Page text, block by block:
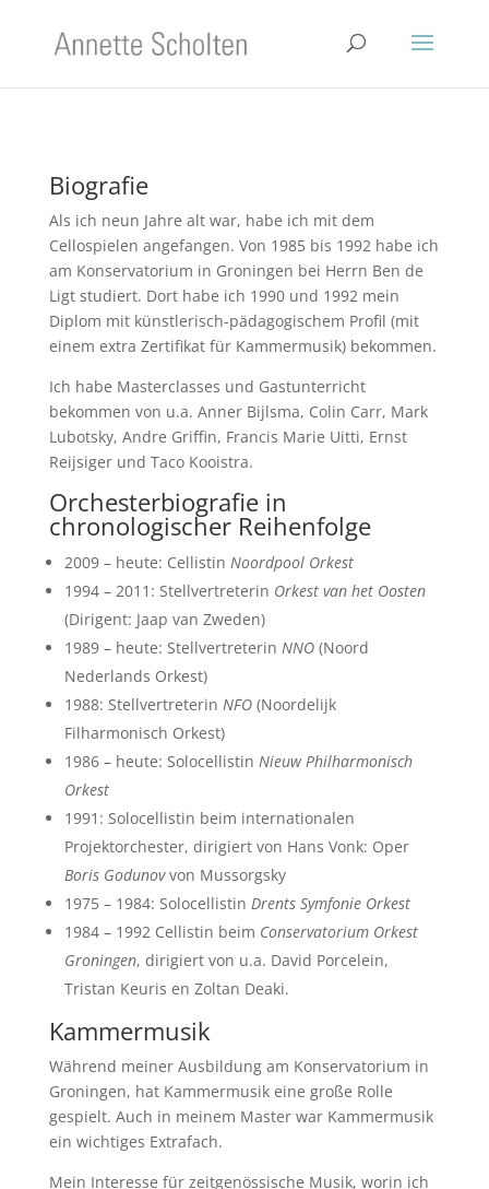
Biografie
Als ich neun Jahre alt war, habe ich mit dem
Cellospielen angefangen. Von 1985 bis 1992 habe ich
am Konservatorium in Groningen bei Herrn Ben de
Ligt studiert. Dort habe ich 1990 und 1992 mein
Diplom mit künstlerisch-pädagogischem Profil (mit
einem extra Zertifikat für Kammermusik) bekommen.
Ich habe Masterclasses und Gastunterricht
bekommen von u.a. Anner Bijlsma, Colin Carr, Mark
Lubotsky, Andre Griffin, Francis Marie Uitti, Ernst
Reijsiger und Taco Kooistra.
Orchesterbiografie in
chronologischer Reihenfolge
2009 – heute: Cellistin Noordpool Orkest
1994 – 2011: Stellvertreterin Orkest van het Oosten
(Dirigent: Jaap van Zweden)
1989 – heute: Stellvertreterin NNO(Noord
Nederlands Orkest)
1988: Stellvertreterin NFO(Noordelijk
Filharmonisch Orkest)
1986 – heute: Solocellistin Nieuw Philharmonisch
Orkest
1991: Solocellistin beim internationalen
Projektorchester, dirigiert von Hans Vonk: Oper
Boris Godunovvon Mussorgsky
1975 – 1984: Solocellistin Drents Symfonie Orkest
1984 – 1992 Cellistin beim Conservatorium Orkest
Groningen, dirigiert von u.a. David Porcelein,
Tristan Keuris en Zoltan Deaki.
Kammermusik
Während meiner Ausbildung am Konservatorium in
Groningen, hat Kammermusik eine große Rolle
gespielt. Auch in meinem Master war Kammermusik
ein wichtiges Extrafach.
Mein Interesse für zeitgenössische Musik, worin ich